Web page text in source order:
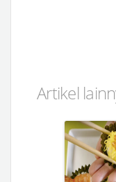
Artikel